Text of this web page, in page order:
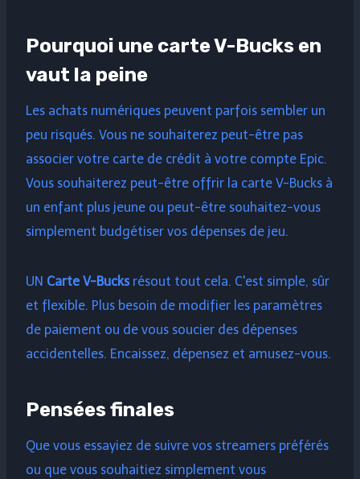
Pourquoi une carte V-Bucks en
vaut la peine
Les achats numériques peuvent parfois sembler un
peu risqués. Vous ne souhaiterez peut-être pas
associer votre carte de crédit à votre compte Epic.
Vous souhaiterez peut-être offrir la carte V-Bucks à
un enfant plus jeune ou peut-être souhaitez-vous
simplement budgétiser vos dépenses de jeu.
UN Carte V-Bucksrésout tout cela. C'est simple, sûr
et flexible. Plus besoin de modifier les paramètres
de paiement ou de vous soucier des dépenses
accidentelles. Encaissez, dépensez et amusez-vous.
Pensées finales
Que vous essayiez de suivre vos streamers préférés
ou que vous souhaitiez simplement vous